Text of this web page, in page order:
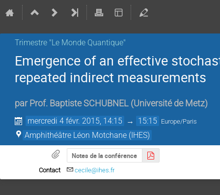
Trimestre "Le Monde Quantique"
Emergence of an effective
repeated indirect measurements
par Prof. Baptiste SCHUBNEL (Université de Metz)
mercredi 4 févr. 2015, 14:15 → 15:15 Europe/Paris
Amphithéâtre Léon Motchane (IHES)
Notes de la conférence
Contact cecile@ihes.fr